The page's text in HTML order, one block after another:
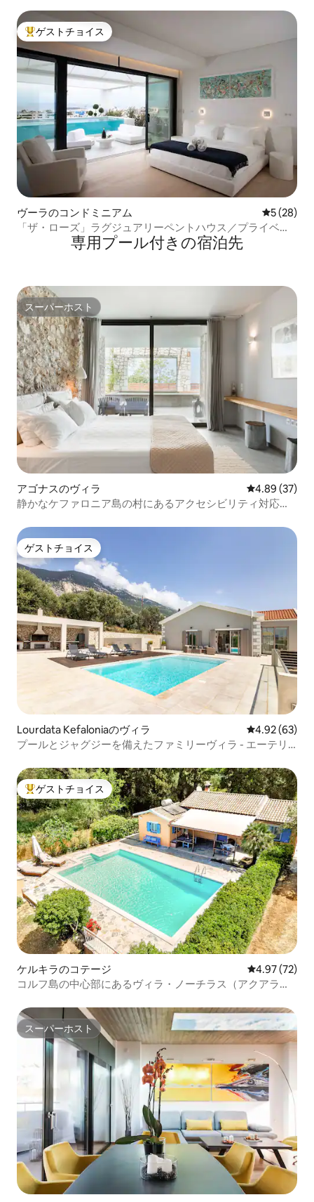
大好評のゲストチョイスです。
ゲストチョイス
ヴーラのコンドミニアム レビュー
5 (28)
「ザ・ローズ」ラグジュアリーペントハウス／プライベー
専用プール付きの宿泊先
スーパーホスト
スーパーホスト
アゴナスのヴィラ レビュー37
4.89 (37)
静かなケファロニア島の村にあるアクセシビリティ対応の2
ゲストチョイス
ゲストチョイス
Lourdata Kefaloniaのヴィラ レビュー63
4.92 (63)
プールとジャグジーを備えたファミリーヴィラ - エーテリ
大好評のゲストチョイスです。
ゲストチョイス
ケルキラのコテージ レビュー72
4.97 (72)
コルフ島の中心部にあるヴィラ・ノーチラス（アクアラン
スーパーホスト
スーパーホスト